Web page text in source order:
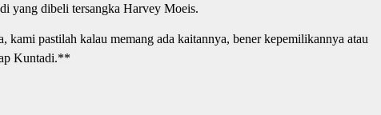
yang dibeli tersangka Harvey Moeis.
kami pastilah kalau memang ada kaitannya, bener kepemilikannya atau
Kuntadi.**